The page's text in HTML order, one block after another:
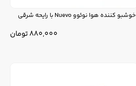
خوشبو کننده هوا نوئوو Nuevo با رایحه شرقی
880,000تومان